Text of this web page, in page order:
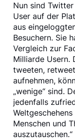
Nun sind
User auf der
aus
Besuchern. Sie
Vergleich zur
Milliarde Usern.
tweeten,
aufnehmen,
„wenige“ sind.
jedenfalls
Menschen und
auszutauschen.“